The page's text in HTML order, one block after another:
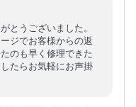
とうございました。
ジでお客様からの返
のも早く修理できた
たらお気軽にお声掛